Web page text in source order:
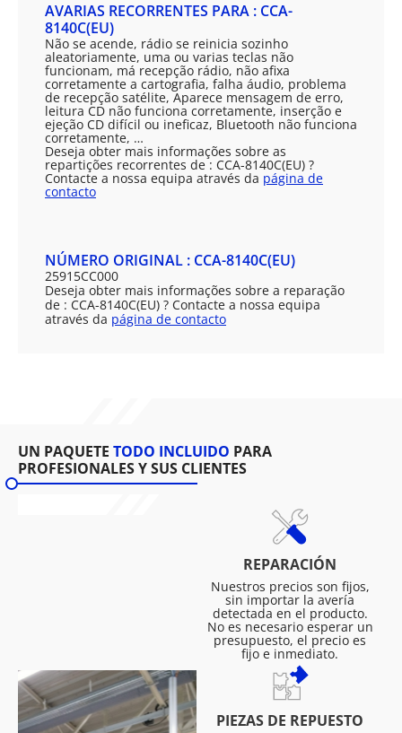
AVARIAS RECORRENTES PARA : CCA-
8140C(EU)
Não se acende, rádio se reinicia sozinho
aleatoriamente, uma ou varias teclas não
funcionam, má recepção rádio, não afixa
corretamente a cartografia, falha áudio, problema
de recepção satélite, Aparece mensagem de erro,
leitura CD não funciona corretamente, inserção e
ejeção CD difícil ou ineficaz, Bluetooth não funciona
corretamente, …
Deseja obter mais informações sobre as
repartições recorrentes de : CCA-8140C(EU) ?
Contacte a nossa equipa através da página de
contacto
NÚMERO ORIGINAL : CCA-8140C(EU)
25915CC000
Deseja obter mais informações sobre a reparação
de : CCA-8140C(EU) ? Contacte a nossa equipa
através da página de contacto
UN PAQUETE TODO INCLUIDO PARA
PROFESIONALES Y SUS CLIENTES
REPARACIÓN
Nuestros precios son fijos,
sin importar la avería
detectada en el producto.
No es necesario esperar un
presupuesto, el precio es
fijo e inmediato.
PIEZAS DE REPUESTO